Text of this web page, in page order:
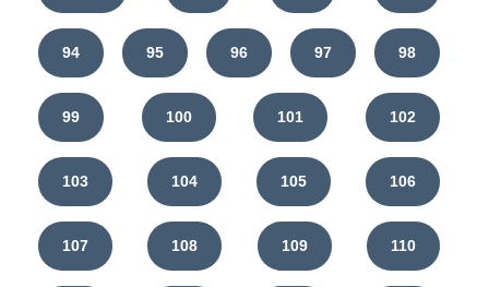
94 95 96 97 98
99 100 101 102
103 104 105 106
107 108 109 110